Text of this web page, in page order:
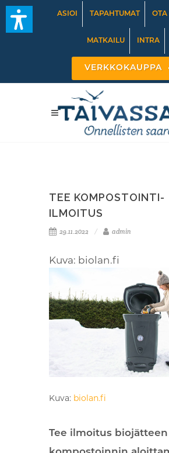
ASIOI TAPAHTUMAT OTA
MATKAILU INTRA
VERKKOKAUPPA
TEE KOMPOSTOINTI-
ILMOITUS
29.11.2022 admin
Kuva: biolan.fi
Kuva: biolan.fi
Tee ilmoitus biojätteen